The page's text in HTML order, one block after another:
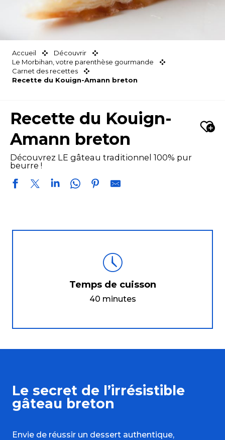
Accueil
Découvrir
Le Morbihan, votre parenthèse gourmande
Carnet des recettes
Recette du Kouign-Amann breton
Recette du Kouign-
Amann breton
Découvrez LE gâteau traditionnel 100% pur
beurre !
Temps de cuisson
40 minutes
Le secret de l’irrésistible
gâteau breton
Envie de réussir un dessert authentique,